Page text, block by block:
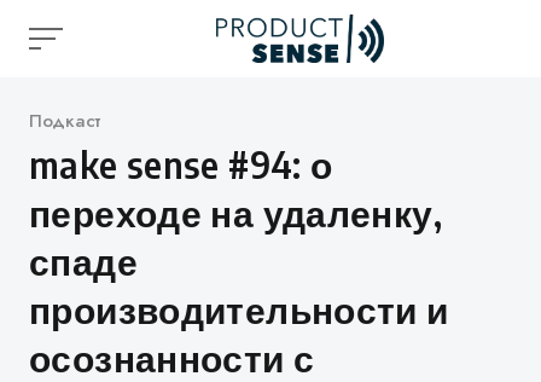
Категория
Подкаст
make sense #94: о
переходе на удаленку,
спаде
производительности и
осознанности с